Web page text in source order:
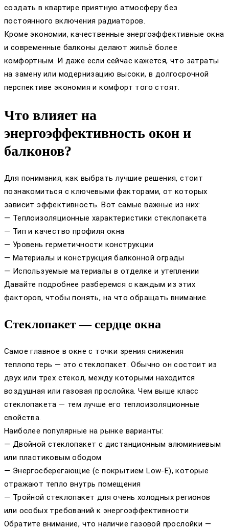
создать в квартире приятную атмосферу без
постоянного включения радиаторов.
Кроме экономии, качественные энергоэффективные окна
и современные балконы делают жильё более
комфортным. И даже если сейчас кажется, что затраты
на замену или модернизацию высоки, в долгосрочной
перспективе экономия и комфорт того стоят.
Что влияет на
энергоэффективность окон и
балконов?
Для понимания, как выбрать лучшие решения, стоит
познакомиться с ключевыми факторами, от которых
зависит эффективность. Вот самые важные из них:
— Теплоизоляционные характеристики стеклопакета
— Тип и качество профиля окна
— Уровень герметичности конструкции
— Материалы и конструкция балконной ограды
— Используемые материалы в отделке и утеплении
Давайте подробнее разберемся с каждым из этих
факторов, чтобы понять, на что обращать внимание.
Стеклопакет — сердце окна
Самое главное в окне с точки зрения снижения
теплопотерь — это стеклопакет. Обычно он состоит из
двух или трех стекол, между которыми находится
воздушная или газовая прослойка. Чем выше класс
стеклопакета — тем лучше его теплоизоляционные
свойства.
Наиболее популярные на рынке варианты:
— Двойной стеклопакет с дистанционным алюминиевым
или пластиковым ободом
— Энергосберегающие (с покрытием Low-E), которые
отражают тепло внутрь помещения
— Тройной стеклопакет для очень холодных регионов
или особых требований к энергоэффективности
Обратите внимание, что наличие газовой прослойки —